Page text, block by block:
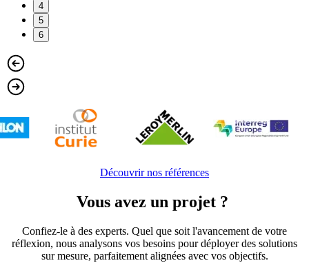
4
5
6
Découvrir nos références
Vous avez un projet ?
Confiez-le à des experts. Quel que soit l'avancement de votre
réflexion, nous analysons vos besoins pour déployer des solutions
sur mesure, parfaitement alignées avec vos objectifs.